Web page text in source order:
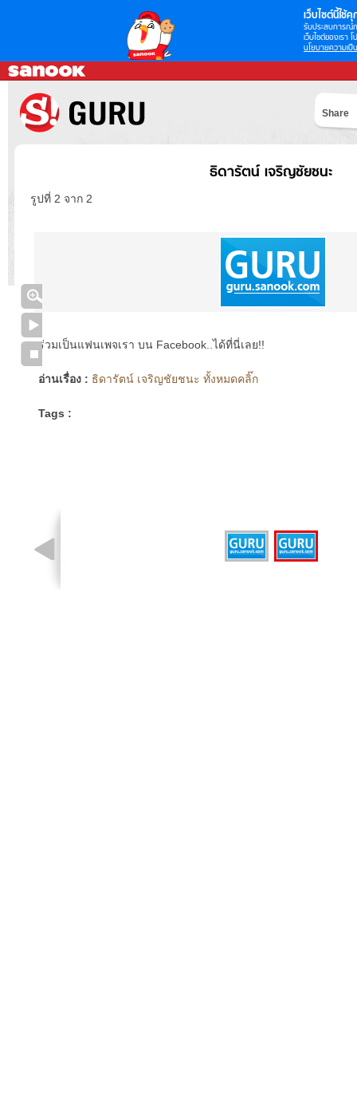
เว็บไซต์นี้ใช้คุ
รับประสบการณ์
เว็บไซต์ของเรา
นโยบายความเป็
Share
ธิดารัตน์ เจริญชัยชนะ
รูปที่ 2 จาก 2
ร่วมเป็นแฟนเพจเรา บน Facebook..ได้ที่นี่เลย!!
อ่านเรื่อง : ธิดารัตน์ เจริญชัยชนะ ทั้งหมดคลิ๊ก
Tags :